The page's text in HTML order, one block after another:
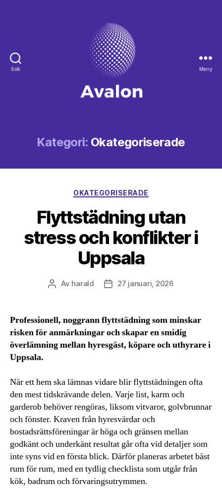
Sök Meny
Kategori: Okategoriserade
Kategorier
OKATEGORISERADE
Flyttstädning utan
stress och konflikter i
Uppsala
Inläggsförfattare
Av harald Inläggsdatum
27 januari, 2026
Professionell, noggrann flyttstädning som minskar
risken för anmärkningar och skapar en smidig
överlämning mellan hyresgäst, köpare och uthyrare i
Uppsala.
När ett hem ska lämnas vidare blir flyttstädningen ofta
den mest tidskrävande delen. Varje list, karm och
garderob behöver rengöras, liksom vitvaror, golvbrunnar
och fönster. Kraven från hyresvärdar och
bostadsrättsföreningar är höga och gränsen mellan
godkänt och underkänt resultat går ofta vid detaljer som
inte syns vid en första blick. Därför planeras arbetet bäst
rum för rum, med en tydlig checklista som utgår från
kök, badrum och förvaringsutrymmen.